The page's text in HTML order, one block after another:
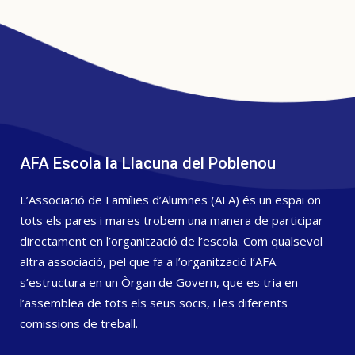
AFA Escola la Llacuna del Poblenou
L’Associació de Famílies d’Alumnes (AFA) és un espai on
tots els pares i mares trobem una manera de participar
directament en l’organització de l’escola. Com qualsevol
altra associació, pel que fa a l’organització l’AFA
s’estructura en un Òrgan de Govern, que es tria en
l’assemblea de tots els seus socis, i les diferents
comissions de treball.